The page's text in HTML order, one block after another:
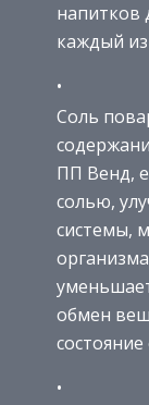
напитков
каждый из
Соль
ПП Венд,
солью,
системы,
обмен